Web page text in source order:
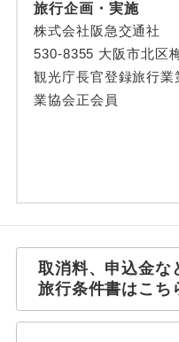
旅行企画・実施
株式会社阪急交通社
530-8355 大阪市北区
観光庁長官登録旅行
業協会正会員
取消料、申込金な
旅行条件書はこち